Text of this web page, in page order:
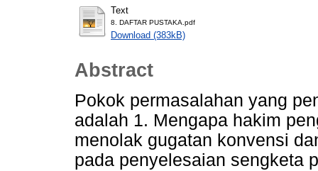
Text
8. DAFTAR PUSTAKA.pdf
Download (383kB)
Abstract
Pokok permasalahan yang
adalah 1. Mengapa hakim
menolak gugatan konvensi
pada penyelesaian sengketa